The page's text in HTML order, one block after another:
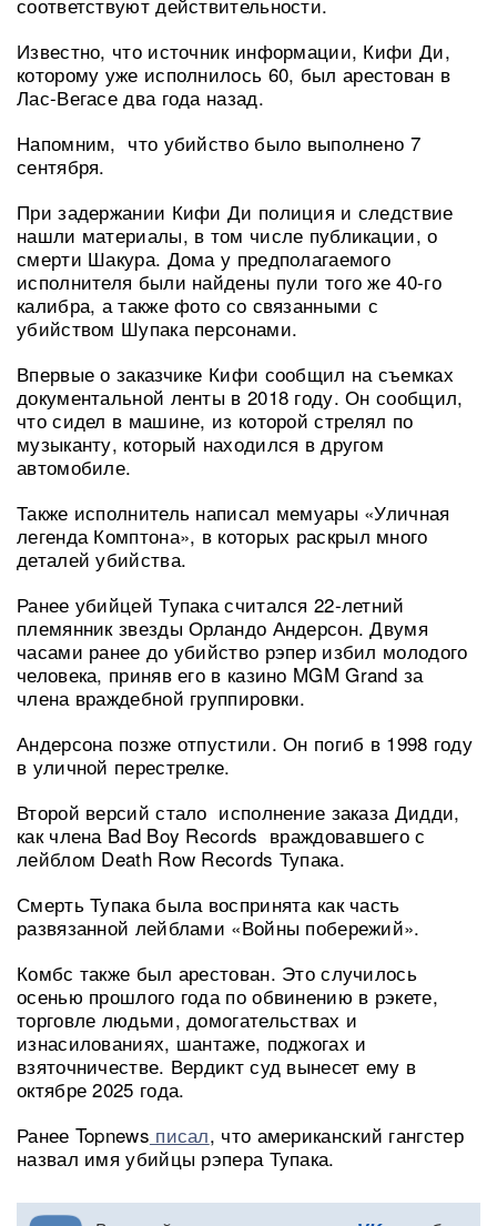
Известно, что источник информации, Кифи Ди,
которому уже исполнилось 60, был арестован в
Лас-Вегасе два года назад.
Напомним, что убийство было выполнено 7
сентября.
При задержании Кифи Ди полиция и следствие
нашли материалы, в том числе публикации, о
смерти Шакура. Дома у предполагаемого
исполнителя были найдены пули того же 40-го
калибра, а также фото со связанными с
убийством Шупака персонами.
Впервые о заказчике Кифи сообщил на съемках
документальной ленты в 2018 году. Он сообщил,
что сидел в машине, из которой стрелял по
музыканту, который находился в другом
автомобиле.
Также исполнитель написал мемуары «Уличная
легенда Комптона», в которых раскрыл много
деталей убийства.
Ранее убийцей Тупака считался 22-летний
племянник звезды Орландо Андерсон. Двумя
часами ранее до убийство рэпер избил молодого
человека, приняв его в казино MGM Grand за
члена враждебной группировки.
Андерсона позже отпустили. Он погиб в 1998 году
в уличной перестрелке.
Второй версий стало исполнение заказа Дидди,
как члена Bad Boy Records враждовавшего с
лейблом Death Row Records Тупака.
Смерть Тупака была воспринята как часть
развязанной лейблами «Войны побережий».
Комбс также был арестован. Это случилось
осенью прошлого года по обвинению в рэкете,
торговле людьми, домогательствах и
изнасилованиях, шантаже, поджогах и
взяточничестве. Вердикт суд вынесет ему в
октябре 2025 года.
Ранее Topnews писал, что американский гангстер
назвал имя убийцы рэпера Тупака.